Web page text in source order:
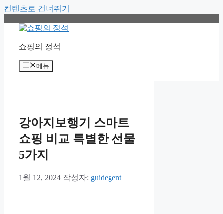
컨텐츠로 건너뛰기
쇼핑의 정석
메뉴
강아지보행기 스마트
쇼핑 비교 특별한 선물
5가지
1월 12, 2024 작성자: guidegent